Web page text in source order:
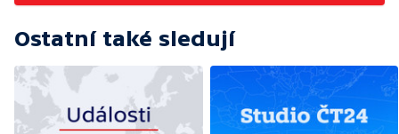
Ostatní také sledují